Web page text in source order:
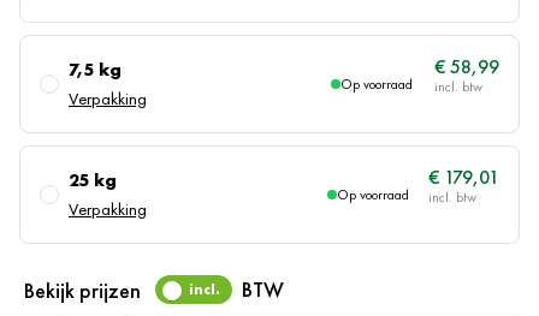
7,5 kg
Verpakking
Op voorraad
€ 58,99
25 kg
Verpakking
Op voorraad
€ 179,01
Bekijk prijzen incl. BTW